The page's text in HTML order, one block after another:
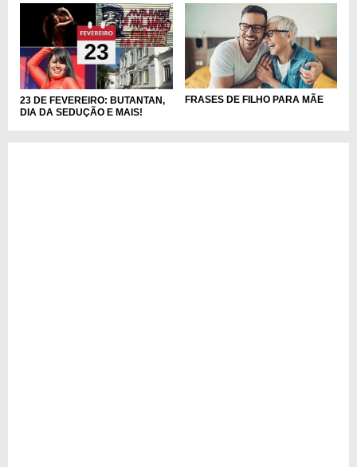
23 DE FEVEREIRO: BUTANTAN,
DIA DA SEDUÇÃO E MAIS!
FRASES DE FILHO PARA MÃE